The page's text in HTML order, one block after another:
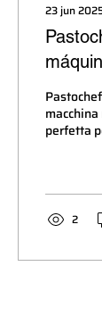
23 jun
que
perfetta
2